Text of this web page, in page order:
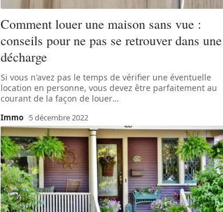
Comment louer une maison sans vue :
conseils pour ne pas se retrouver dans une
décharge
Si vous n'avez pas le temps de vérifier une éventuelle
location en personne, vous devez être parfaitement au
courant de la façon de louer…
Immo 5 décembre 2022